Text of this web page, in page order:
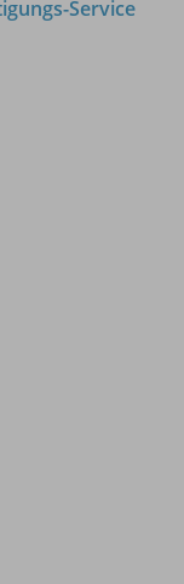
Service